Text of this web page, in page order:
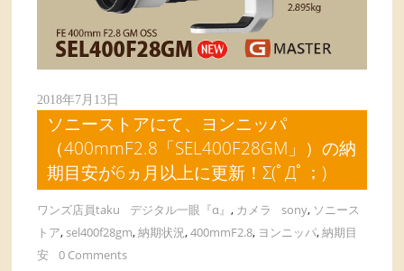
2018年7月13日
ソニーストアにて、ヨンニッパ
（400mmF2.8「SEL400F28GM」）の納
期目安が6ヵ月以上に更新！Σ(ﾟДﾟ；)
ワンズ店員taku デジタル一眼『α』, カメラ sony, ソニース
トア,sel400f28gm,納期状況,400mmF2.8, ヨンニッパ,納期目
安
0 Comments